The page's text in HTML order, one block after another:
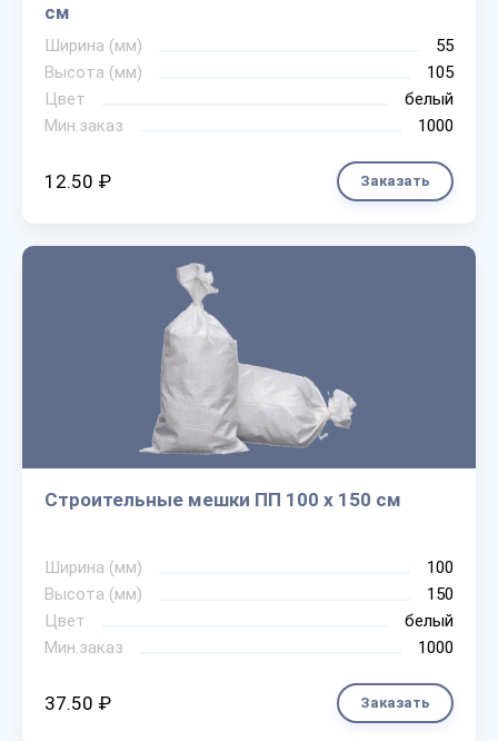
см
Ширина (мм)
55
Высота (мм)
105
Цвет
белый
Мин.заказ
1000
12.50 ₽ Заказать
Строительные мешки ПП 100 х 150 см
Ширина (мм)
100
Высота (мм)
150
Цвет
белый
Мин.заказ
1000
37.50 ₽ Заказать